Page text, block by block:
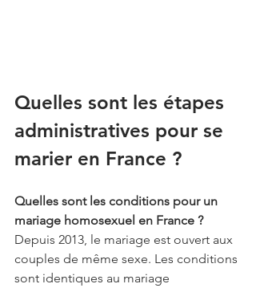
Quelles sont les étapes
administratives pour se
marier en France ?
Quelles sont les conditions pour un
mariage homosexuel en France ?
Depuis 2013, le mariage est ouvert aux
couples de même sexe. Les conditions
sont identiques au mariage